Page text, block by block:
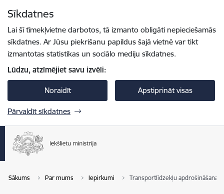
Sīkdatnes
Lai šī tīmekļvietne darbotos, tā izmanto obligāti nepieciešamās
sīkdatnes. Ar Jūsu piekrišanu papildus šajā vietnē var tikt
izmantotas statistikas un sociālo mediju sīkdatnes.
Lūdzu, atzīmējiet savu izvēli:
Noraidīt Apstiprināt visas
Pārvaldīt sīkdatnes
Sākums Par mums Iepirkumi Transportlīdzekļu